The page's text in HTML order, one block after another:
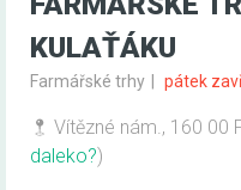
KULAŤÁKU
Farmářské trhy pátek
Vítězné nám., 160 00
daleko?)